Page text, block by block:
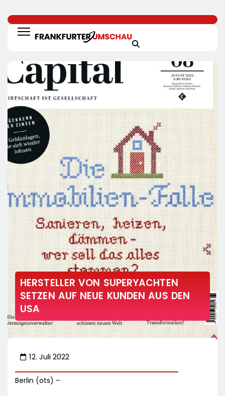
HERSTELLER VON SUPERYACHTEN
SETZEN AUF NEUE KUNDEN AUS DEN
USA
12. Juli 2022
Berlin (ots) –